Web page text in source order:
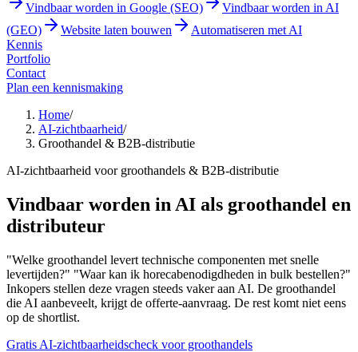
Vindbaar worden in Google (SEO)
Vindbaar worden in AI
(GEO)
Website laten bouwen
Automatiseren met AI
Kennis
Portfolio
Contact
Plan een kennismaking
Home/
AI-zichtbaarheid/
Groothandel & B2B-distributie
AI-zichtbaarheid voor groothandels & B2B-distributie
Vindbaar worden in AI als groothandel en
distributeur
"Welke groothandel levert technische componenten met snelle
levertijden?" "Waar kan ik horecabenodigdheden in bulk bestellen?"
Inkopers stellen deze vragen steeds vaker aan AI. De groothandel
die AI aanbeveelt, krijgt de offerte-aanvraag. De rest komt niet eens
op de shortlist.
Gratis AI-zichtbaarheidscheck voor groothandels